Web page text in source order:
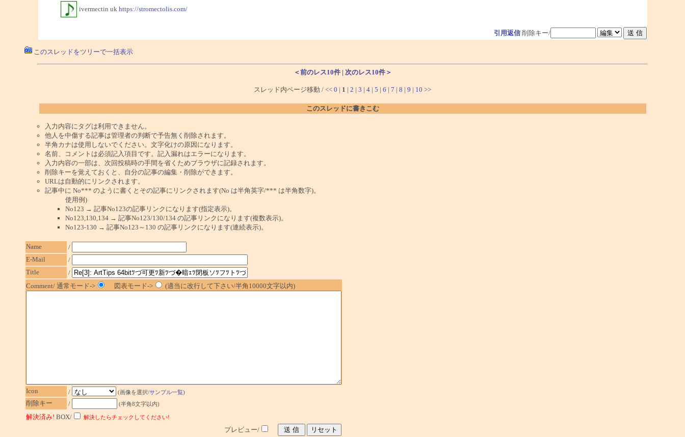
ivermectin uk https://stromectolis.com/
引用返信 削除キー/
このスレッドをツリーで一括表示
＜前のレス10件| 次のレス10件＞
スレッド内ページ移動 / << 0 | 1 | 2 | 3 | 4 | 5 | 6 | 7 | 8 | 9 | 10 >>
このスレッドに書きこむ
入力内容にタグは利用できません。
他人を中傷する記事は管理者の判断で予告無く削除されます。
半角カナは使用しないでください。文字化けの原因になります。
名前、コメントは必須記入項目です。記入漏れはエラーになります。
入力内容の一部は、次回投稿時の手間を省くためブラウザに記録されます。
削除キーを覚えておくと、自分の記事の編集・削除ができます。
URLは自動的にリンクされます。
記事中に No*** のように書くとその記事にリンクされます(No は半角英字/*** は半角数字)。
使用例)
No123 → 記事No123の記事リンクになります(指定表示)。
No123,130,134 → 記事No123/130/134 の記事リンクになります(複数表示)。
No123-130 → 記事No123～130 の記事リンクになります(連続表示)。
Name
/
E-Mail
/
Title
/
Comment/ 通常モード->
図表モード-> (適当に改行して下さい/半角10000文字以内)
Icon / (画像を選択/サンプル一覧)
削除キー / (半角8文字以内)
解決済み! BOX/ 解決したらチェックしてください!
プレビュー/